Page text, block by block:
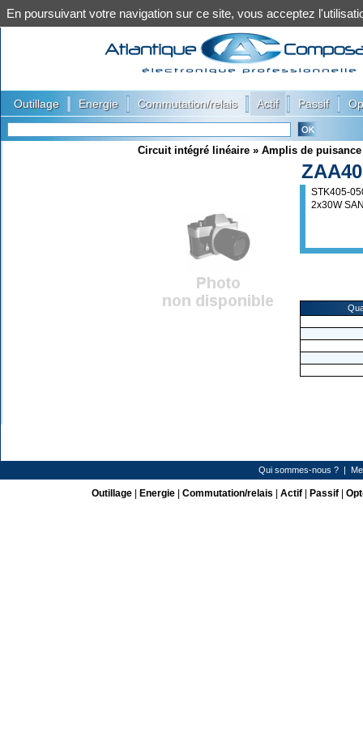
Outillage Energie Commutation/relais Actif Passif
Circuit intégré linéaire » Amplis de puisance
STK405-
2x30W
Qui sommes-nous ? |
Outillage| Energie| Commutation/relais Actif| Passif|
En poursuivant votre navigation sur ce site, vous acceptez